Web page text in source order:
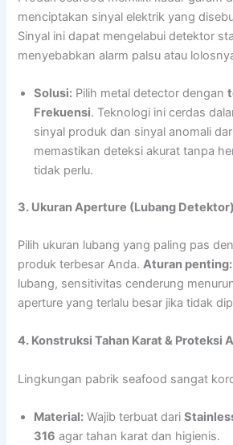
menciptakan sinyal elektrik yang
Sinyal ini dapat mengelabui detektor
menyebabkan alarm palsu atau
Solusi: Pilih metal detector dengan
Frekuensi. Teknologi ini cerdas
sinyal produk dan sinyal anomali
memastikan deteksi akurat tanpa
tidak perlu.
3. Ukuran Aperture (Lubang
Pilih ukuran lubang yang paling pas
produk terbesar Anda.Aturan penting:
lubang, sensitivitas cenderung
aperture yang terlalu besar jika tidak
4. Konstruksi Tahan Karat & Proteksi
Lingkungan pabrik seafood sangat
Material: Wajib terbuat dari
316 agar tahan karat dan higienis.